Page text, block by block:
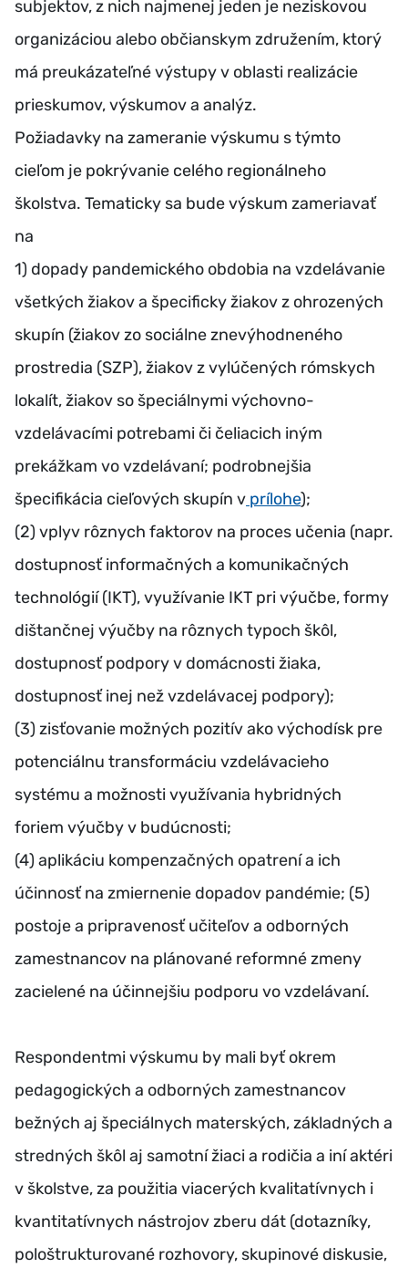
subjektov, z nich najmenej jeden je neziskovou
organizáciou alebo občianskym združením, ktorý
má preukázateľné výstupy v oblasti realizácie
prieskumov, výskumov a analýz.
Požiadavky na zameranie výskumu s týmto
cieľom je pokrývanie celého regionálneho
školstva. Tematicky sa bude výskum zameriavať
na
1) dopady pandemického obdobia na vzdelávanie
všetkých žiakov a špecificky žiakov z ohrozených
skupín (žiakov zo sociálne znevýhodneného
prostredia (SZP), žiakov z vylúčených rómskych
lokalít, žiakov so špeciálnymi výchovno-
vzdelávacími potrebami či čeliacich iným
prekážkam vo vzdelávaní; podrobnejšia
špecifikácia cieľových skupín v prílohe);
(2) vplyv rôznych faktorov na proces učenia (napr.
dostupnosť informačných a komunikačných
technológií (IKT), využívanie IKT pri výučbe, formy
dištančnej výučby na rôznych typoch škôl,
dostupnosť podpory v domácnosti žiaka,
dostupnosť inej než vzdelávacej podpory);
(3) zisťovanie možných pozitív ako východísk pre
potenciálnu transformáciu vzdelávacieho
systému a možnosti využívania hybridných
foriem výučby v budúcnosti;
(4) aplikáciu kompenzačných opatrení a ich
účinnosť na zmiernenie dopadov pandémie; (5)
postoje a pripravenosť učiteľov a odborných
zamestnancov na plánované reformné zmeny
zacielené na účinnejšiu podporu vo vzdelávaní.
Respondentmi výskumu by mali byť okrem
pedagogických a odborných zamestnancov
bežných aj špeciálnych materských, základných a
stredných škôl aj samotní žiaci a rodičia a iní aktéri
v školstve, za použitia viacerých kvalitatívnych i
kvantitatívnych nástrojov zberu dát (dotazníky,
pološtrukturované rozhovory, skupinové diskusie,